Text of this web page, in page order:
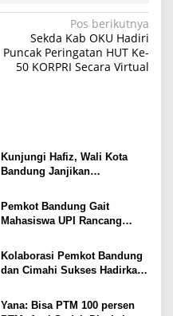
Pos berikutnya
Sekda Kab OKU Hadiri
Puncak Peringatan HUT Ke-
50 KORPRI Secara Virtual
Kunjungi Hafiz, Wali Kota
Bandung Janjikan
Pemkot Bandung Gait
Mahasiswa UPI Rancang
Lingkungan dan Disabilitas
Kolaborasi Pemkot Bandung
dan Cimahi Sukses Hadirkan
Yana: Bisa PTM 100 persen